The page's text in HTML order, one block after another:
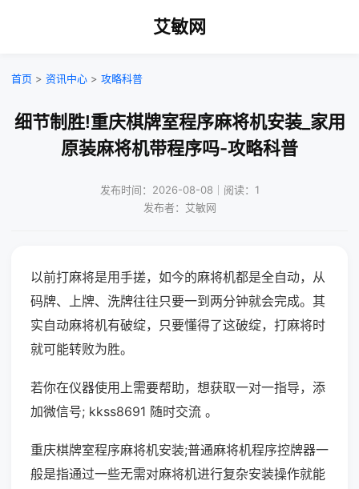
艾敏网
首页 > 资讯中心 > 攻略科普
细节制胜!重庆棋牌室程序麻将机安装_家用
原装麻将机带程序吗-攻略科普
发布时间：2026-08-08｜阅读：1
发布者：艾敏网
以前打麻将是用手搓，如今的麻将机都是全自动，从
码牌、上牌、洗牌往往只要一到两分钟就会完成。其
实自动麻将机有破绽，只要懂得了这破绽，打麻将时
就可能转败为胜。
若你在仪器使用上需要帮助，想获取一对一指导，添
加微信号; kkss8691 随时交流 。
重庆棋牌室程序麻将机安装;普通麻将机程序控牌器一
般是指通过一些无需对麻将机进行复杂安装操作就能